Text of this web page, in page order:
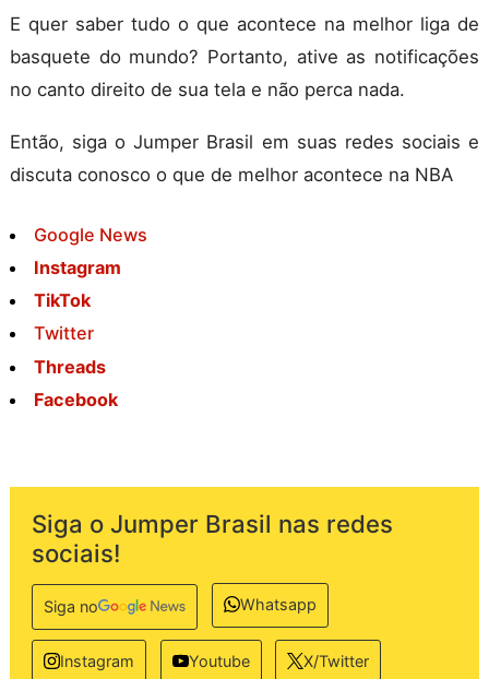
E quer saber tudo o que acontece na melhor liga de
basquete do mundo? Portanto, ative as notificações
no canto direito de sua tela e não perca nada.
Então, siga o Jumper Brasil em suas redes sociais e
discuta conosco o que de melhor acontece na NBA
Google News
Instagram
TikTok
Twitter
Threads
Facebook
Siga o Jumper Brasil nas redes
sociais!
Siga no Whatsapp
Instagram Youtube X/Twitter